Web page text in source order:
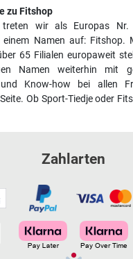
zu Fitshop
wir als Europas
einem Namen auf: Fitshop.
65 Filialen europaweit
Namen weiterhin mit
und Know-how bei allen
Ob Sport-Tiedje oder
Zahlarten